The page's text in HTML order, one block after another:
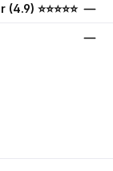
⭐⭐⭐⭐⭐